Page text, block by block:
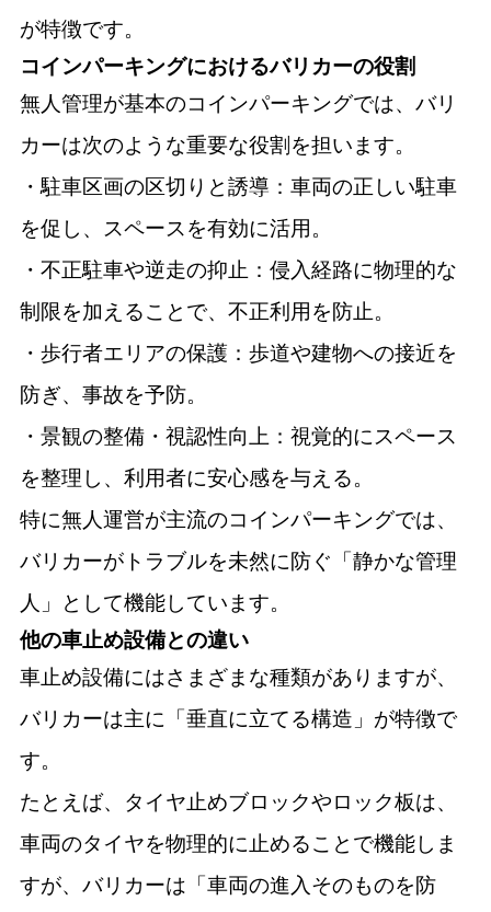
が特徴です。
コインパーキングにおけるバリカーの役割
無人管理が基本のコインパーキングでは、バリ
カーは次のような重要な役割を担います。
・駐車区画の区切りと誘導：車両の正しい駐車
を促し、スペースを有効に活用。
・不正駐車や逆走の抑止：侵入経路に物理的な
制限を加えることで、不正利用を防止。
・歩行者エリアの保護：歩道や建物への接近を
防ぎ、事故を予防。
・景観の整備・視認性向上：視覚的にスペース
を整理し、利用者に安心感を与える。
特に無人運営が主流のコインパーキングでは、
バリカーがトラブルを未然に防ぐ「静かな管理
人」として機能しています。
他の車止め設備との違い
車止め設備にはさまざまな種類がありますが、
バリカーは主に「垂直に立てる構造」が特徴で
す。
たとえば、タイヤ止めブロックやロック板は、
車両のタイヤを物理的に止めることで機能しま
すが、バリカーは「車両の進入そのものを防